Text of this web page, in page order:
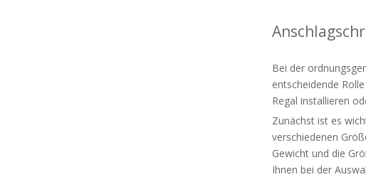
Bei der
entscheidende
Regal installieren
Zunächst ist es
verschiedenen
Gewicht und die
Ihnen bei der